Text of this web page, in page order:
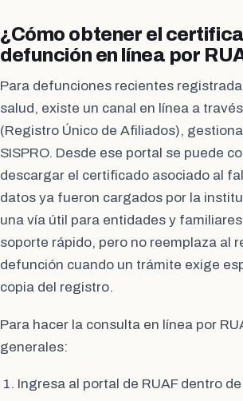
¿Cómo obtener el
defunción en línea por
Para defunciones recientes
salud, existe un canal en línea a
(Registro Único de Afiliados),
SISPRO. Desde ese portal se puede
descargar el certificado asociado al
datos ya fueron cargados por la
una vía útil para entidades y
soporte rápido, pero no reemplaza al
defunción cuando un trámite exige
copia del registro.
Para hacer la consulta en línea por
generales:
Ingresa al portal de RUAF dentro de